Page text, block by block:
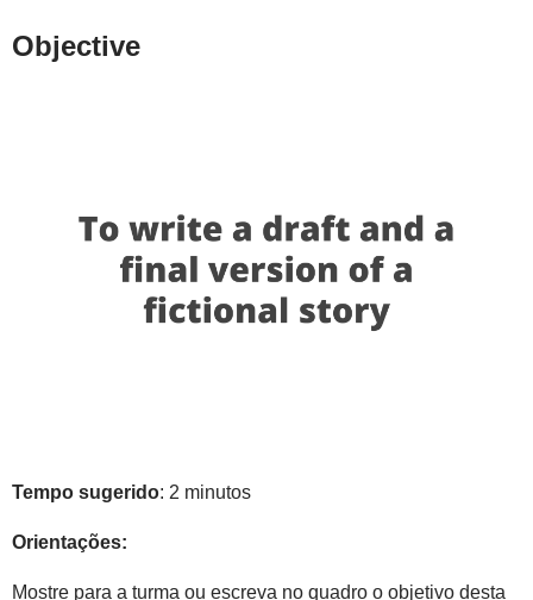
Objective
Tempo sugerido: 2 minutos
Orientações:
Mostre para a turma ou escreva no quadro o objetivo desta